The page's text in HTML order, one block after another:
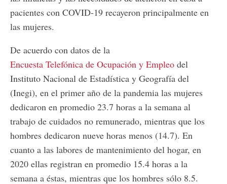
pacientes con COVID-19 recayeron principalmente en
las mujeres.
De acuerdo con datos de la
Encuesta Telefónica de Ocupación y Empleo del
Instituto Nacional de Estadística y Geografía del
(Inegi), en el primer año de la pandemia las mujeres
dedicaron en promedio 23.7 horas a la semana al
trabajo de cuidados no remunerado, mientras que los
hombres dedicaron nueve horas menos (14.7). En
cuanto a las labores de mantenimiento del hogar, en
2020 ellas registran en promedio 15.4 horas a la
semana a éstas, mientras que los hombres sólo 8.5.